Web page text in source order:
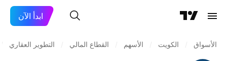
ابدأ الآن
الأسواق الكويت الأسهم القطاع المالي التطوير العقاري